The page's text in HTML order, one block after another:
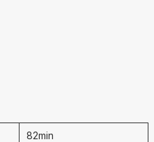
82min